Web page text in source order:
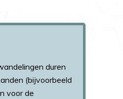
duren
(bijvoorbeeld
voor de